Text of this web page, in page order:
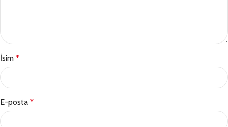
İsim *
E-posta *